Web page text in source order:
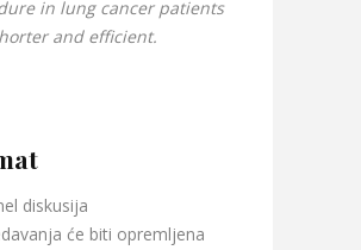
in lung cancer patients
and efficient.
diskusija
će biti opremljena